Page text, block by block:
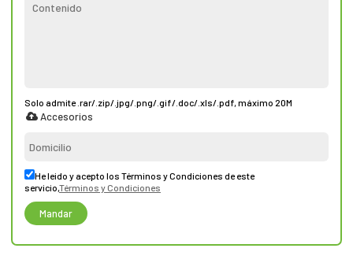
Solo admite .rar/.zip/.jpg/.png/.gif/.doc/.xls/.pdf, máximo 20M
Accesorios
He leido y acepto los Términos y Condiciones de este
servicio,Términos y Condiciones
Mandar